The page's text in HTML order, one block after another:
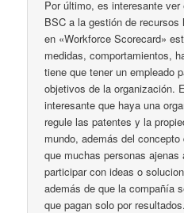
Por último, es interesante
BSC a la gestión de
en «Workforce Scorecard»
medidas, comportamientos,
tiene que tener un empleado
objetivos de la organización.
interesante que haya una
regule las patentes y la
mundo, además del
que muchas personas ajenas
participar con ideas o
además de que la compañía
que pagan solo por resultados.